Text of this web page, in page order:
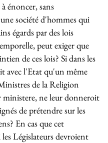
énoncer, sans
société d'hommes qui
égards par des lois
peut exiger que
de ces lois? Si dans les
avec l'Etat qu'un même
de la Religion
ministere, ne leur donneroit
de prétendre sur les
En cas que cet
Législateurs devroient